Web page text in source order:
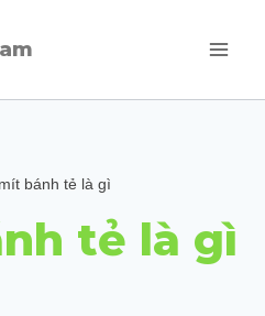
bánh tẻ là gì
tẻ là gì